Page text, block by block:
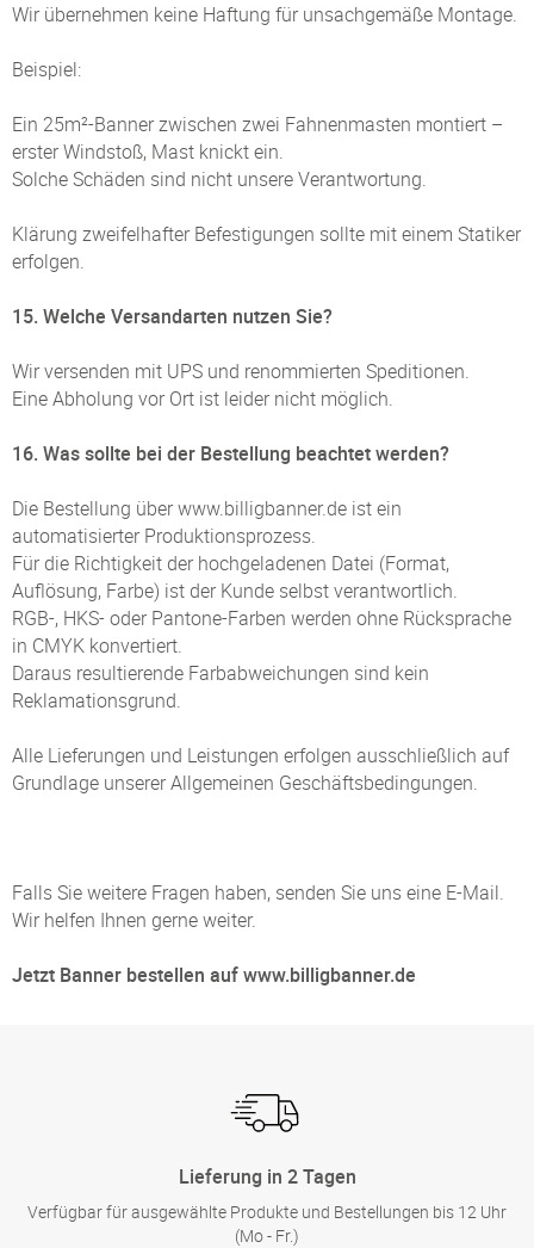
Wir übernehmen keine Haftung für unsachgemäße Montage.
Beispiel:
Ein 25m²-Banner zwischen zwei Fahnenmasten montiert –
erster Windstoß, Mast knickt ein.
Solche Schäden sind nicht unsere Verantwortung.
Klärung zweifelhafter Befestigungen sollte mit einem Statiker
erfolgen.
15. Welche Versandarten nutzen Sie?
Wir versenden mit UPS und renommierten Speditionen.
Eine Abholung vor Ort ist leider nicht möglich.
16. Was sollte bei der Bestellung beachtet werden?
Die Bestellung über www.billigbanner.de ist ein
automatisierter Produktionsprozess.
Für die Richtigkeit der hochgeladenen Datei (Format,
Auflösung, Farbe) ist der Kunde selbst verantwortlich.
RGB-, HKS- oder Pantone-Farben werden ohne Rücksprache
in CMYK konvertiert.
Daraus resultierende Farbabweichungen sind kein
Reklamationsgrund.
Alle Lieferungen und Leistungen erfolgen ausschließlich auf
Grundlage unserer Allgemeinen Geschäftsbedingungen.
Falls Sie weitere Fragen haben, senden Sie uns eine E-Mail.
Wir helfen Ihnen gerne weiter.
Jetzt Banner bestellen auf www.billigbanner.de
Lieferung in 2 Tagen
Verfügbar für ausgewählte Produkte und Bestellungen bis 12 Uhr
(Mo - Fr.)